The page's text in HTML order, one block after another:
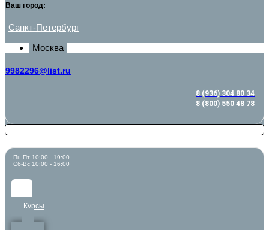
Ваш город:
Санкт-Петербург
Москва
9982296@list.ru
8 (936) 304 80 34
8 (800) 550 48 78
Пн-Пт 10:00 - 19:00
Сб-Вс 10:00 - 16:00
Курсы